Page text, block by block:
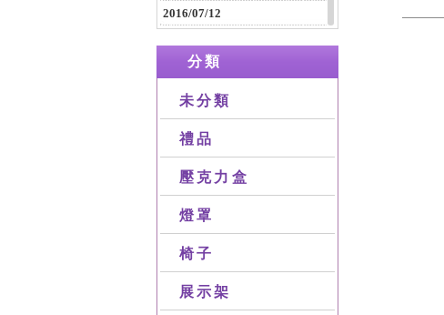
2016/07/12
包製品
木製類產品
分類
未分類
禮品
壓克力盒
燈罩
椅子
展示架